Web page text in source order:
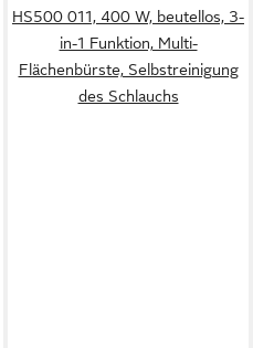
HS500 011, 400 W, beutellos, 3-
in-1 Funktion, Multi-
Flächenbürste, Selbstreinigung
des Schlauchs